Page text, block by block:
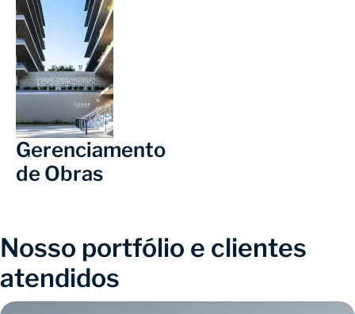
Gerenciamento
de Obras
Nosso portfólio e clientes
atendidos